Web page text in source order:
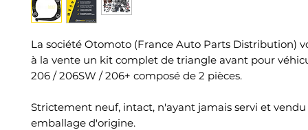
La société Otomoto (France Auto Parts Distribution)
à la vente un kit complet de triangle avant pour
206 / 206SW / 206+ composé de 2 pièces.
Strictement neuf, intact, n'ayant jamais servi et vendu
emballage d'origine.